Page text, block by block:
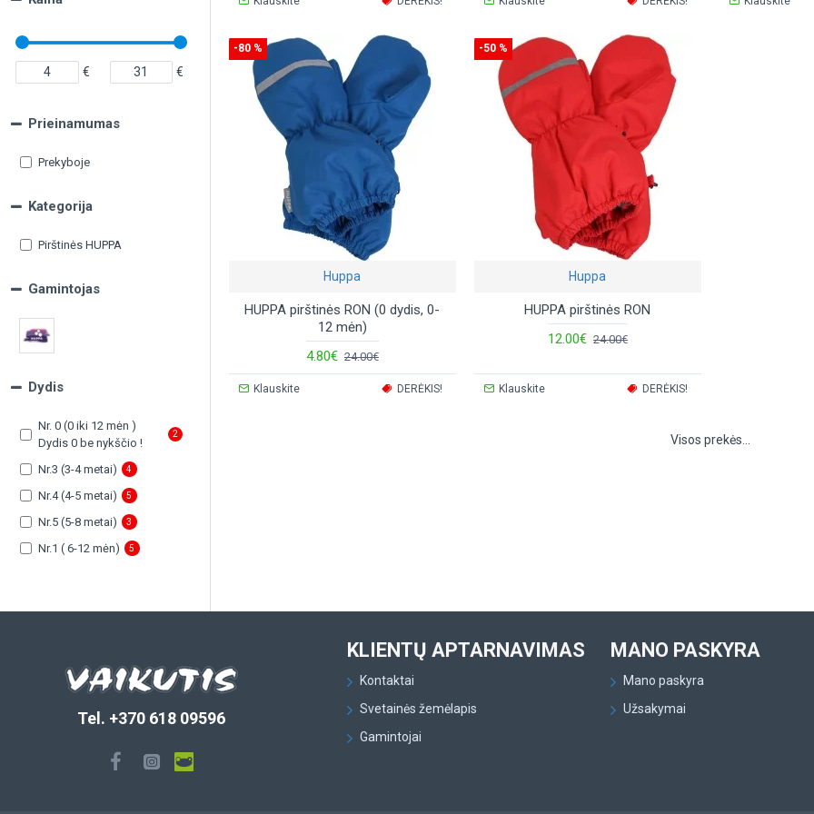
€ €
Kategorija
Pirštinės HUPPA
Gamintojas
Dydis
Nr. 0 (0 iki 12 mėn )
Dydis 0 be nykščio !
2
Nr.3 (3-4 metai) 4
Nr.4 (4-5 metai) 5
Nr.5 (5-8 metai) 3
Nr.1 ( 6-12 mėn) 5
Prieinamumas
Prekyboje
-80 %
Huppa
HUPPA pirštinės RON (0 dydis, 0-
12 mėn)
4.80€ 24.00€
Klauskite DERĖKIS!
-50 %
Huppa
HUPPA pirštinės RON
12.00€ 24.00€
Klauskite DERĖKIS!
Visos prekės...
Tel. +370 618 09596
KLIENTŲ APTARNAVIMAS
Kontaktai
Svetainės žemėlapis
Gamintojai
MANO PASKYRA
Mano paskyra
Užsakymai